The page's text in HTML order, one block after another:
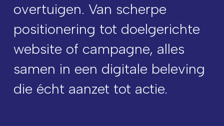
overtuigen. Van scherpe
positionering tot doelgerichte
website of campagne, alles
samen in een digitale beleving
die écht aanzet tot actie.